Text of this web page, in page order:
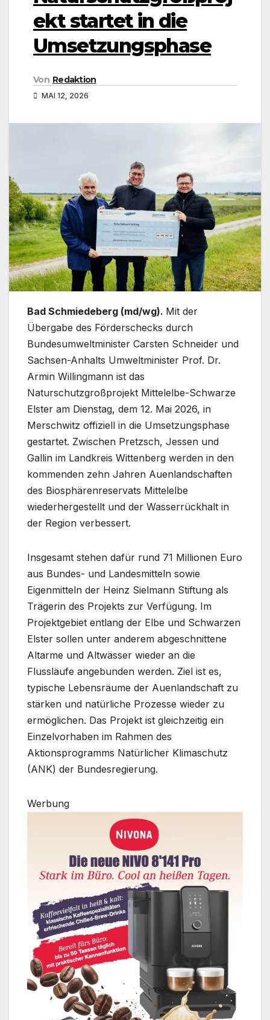
ekt startet in die
Umsetzungsphase
Von Redaktion
MAI 12, 2026
Bad Schmiedeberg (md/wg). Mit der
Übergabe des Förderschecks durch
Bundesumweltminister Carsten Schneider und
Sachsen-Anhalts Umweltminister Prof. Dr.
Armin Willingmann ist das
Naturschutzgroßprojekt Mittelelbe-Schwarze
Elster am Dienstag, dem 12. Mai 2026, in
Merschwitz offiziell in die Umsetzungsphase
gestartet. Zwischen Pretzsch, Jessen und
Gallin im Landkreis Wittenberg werden in den
kommenden zehn Jahren Auenlandschaften
des Biosphärenreservats Mittelelbe
wiederhergestellt und der Wasserrückhalt in
der Region verbessert.
Insgesamt stehen dafür rund 71 Millionen Euro
aus Bundes- und Landesmitteln sowie
Eigenmitteln der Heinz Sielmann Stiftung als
Trägerin des Projekts zur Verfügung. Im
Projektgebiet entlang der Elbe und Schwarzen
Elster sollen unter anderem abgeschnittene
Altarme und Altwässer wieder an die
Flussläufe angebunden werden. Ziel ist es,
typische Lebensräume der Auenlandschaft zu
stärken und natürliche Prozesse wieder zu
ermöglichen. Das Projekt ist gleichzeitig ein
Einzelvorhaben im Rahmen des
Aktionsprogramms Natürlicher Klimaschutz
(ANK) der Bundesregierung.
Werbung